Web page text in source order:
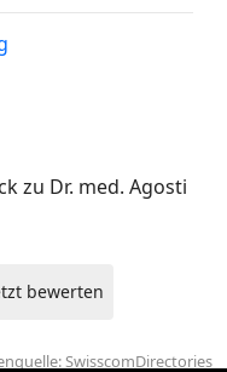
zu Dr. med. Agosti
bewerten
SwisscomDirectories